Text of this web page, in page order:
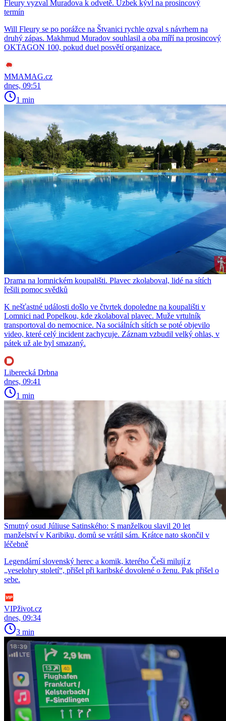
Fleury vyzval Muradova k odvetě. Uzbek kývl na prosincový
termín
Will Fleury se po porážce na Štvanici rychle ozval s návrhem na
druhý zápas. Makhmud Muradov souhlasil a oba míří na prosincový
OKTAGON 100, pokud duel posvětí organizace.
MMAMAG.cz
dnes, 09:51
1 min
Drama na lomnickém koupališti. Plavec zkolaboval, lidé na sítích
řešili pomoc svědků
K nešťastné události došlo ve čtvrtek dopoledne na koupališti v
Lomnici nad Popelkou, kde zkolaboval plavec. Muže vrtulník
transportoval do nemocnice. Na sociálních sítích se poté objevilo
video, které celý incident zachycuje. Záznam vzbudil velký ohlas, v
pátek už ale byl smazaný.
Liberecká Drbna
dnes, 09:41
1 min
Smutný osud Júliuse Satinského: S manželkou slavil 20 let
manželství v Karibiku, domů se vrátil sám. Krátce nato skončil v
léčebně
Legendární slovenský herec a komik, kterého Češi milují z
„veselohry století“, přišel při karibské dovolené o ženu. Pak přišel o
sebe.
VIPživot.cz
dnes, 09:34
3 min